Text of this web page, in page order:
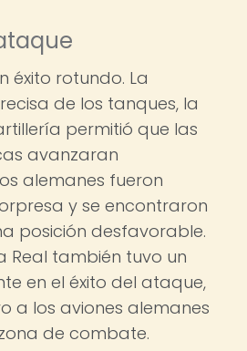
éxito rotundo. La
de los tanques, la
permitió que las
avanzaran
alemanes fueron
y se encontraron
posición desfavorable.
Real también tuvo un
en el éxito del ataque,
a los aviones alemanes
de combate.